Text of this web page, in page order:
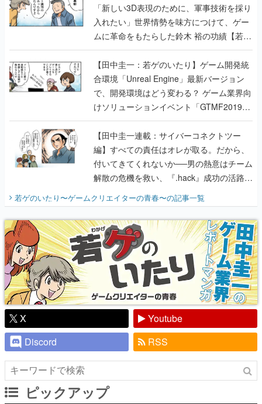
「新しい3D表現のために、軍事技術を採り
入れたい」世界情勢を味方につけて、ゲー
ムに革命をもたらした鈴木 裕の功績【若ゲ
のいたり】
【田中圭一：若ゲのいたり】ゲーム開発統
合環境「Unreal Engine」最新バージョン
で、開発環境はどう変わる？ ゲーム業界向
けソリューションイベント「GTMF2019」
に行って、より理解を深めよう【PR】
【田中圭一連載：サイバーコネクトツー
編】すべての責任はオレが取る。だから、
付いてきてくれないか──男の熱意はチーム
解散の危機を救い、『.hack』成功の活路を
『少年ジャンプ』色だった【若ゲのいた
り】
若ゲのいたり〜ゲームクリエイターの青春〜の記事一覧
X
Youtube
Discord
RSS
ピックアップ